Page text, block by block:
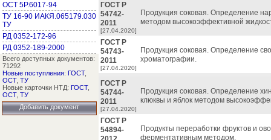
ОСТ 5Р.6017-94
ТУ 16-90 ИАКЯ.065179.030
ТУ
РД 0352-172-96
РД 0352-189-2000
Всего доступных документов:
71292
Новые поступления: ГОСТ,
ОСТ, ТУ
Новые карточки НТД: ГОСТ,
ОСТ, ТУ
Добавить документ
ГОСТ Р
54742-
2011
[27.04.2020]
Продукция соковая. Определение
методом высокоэффективной
ГОСТ Р
54743-
2011
[27.04.2020]
Продукция соковая. Определение
хроматографии.
ГОСТ Р
54744-
2011
[27.04.2020]
Продукция соковая. Определение
клюквы и яблок методом
ГОСТ Р
54894-
Продукты переработки фруктов и
ферментативным методом.